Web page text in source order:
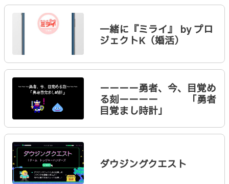
一緒に『ミライ』 by プロ
ジェクトK（婚活）
ーーーー勇者、今、目覚め
る刻ーーーー 「勇者
目覚まし時計」
ダウジングクエスト